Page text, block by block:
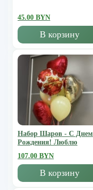
45.00 BYN
В корзину
Набор Шаров - С Днем
Рождения! Люблю
107.00 BYN
В корзину